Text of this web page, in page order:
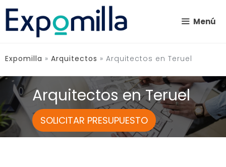
Saltar
contenido
Menú
Expomilla » Arquitectos » Arquitectos en Teruel
Arquitectos en Teruel
SOLICITAR PRESUPUESTO